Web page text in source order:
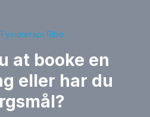
Ribe
at booke en
eller har du